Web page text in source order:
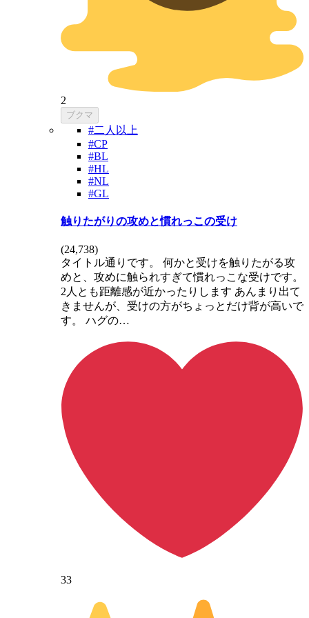
2
ブクマ
#二人以上
#CP
#BL
#HL
#NL
#GL
触りたがりの攻めと慣れっこの受け
(24,738)
タイトル通りです。 何かと受けを触りたがる攻
めと、攻めに触られすぎて慣れっこな受けです。
2人とも距離感が近かったりします あんまり出て
きませんが、受けの方がちょっとだけ背が高いで
す。 ハグの…
33